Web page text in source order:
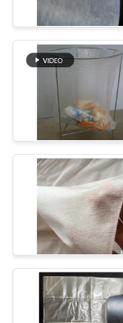
पानी
की थैली
पानी
कपड़ा